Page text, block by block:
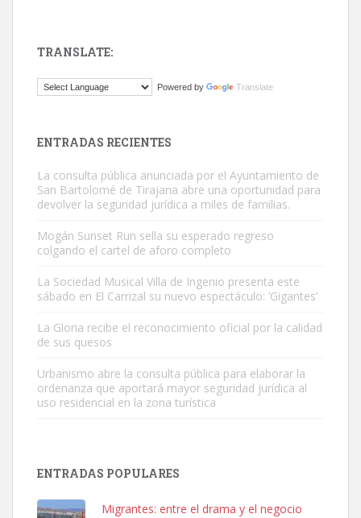
El ayuntamiento se va a llevar a Los Gatos callejeros de la zona los
Gato manso encontrado
Este gato macho ha aparecido en la calle hace menos de un mes,
es muy manso y extremadamente cari...
Leales.org » Gran Canaria
TRANSLATE:
Powered by Translate
ENTRADAS RECIENTES
La consulta pública anunciada por el Ayuntamiento de
San Bartolomé de Tirajana abre una oportunidad para
devolver la seguridad jurídica a miles de familias.
Mogán Sunset Run sella su esperado regreso
colgando el cartel de aforo completo
La Sociedad Musical Villa de Ingenio presenta este
sábado en El Carrizal su nuevo espectáculo: ‘Gigantes’
La Gloria recibe el reconocimiento oficial por la calidad
de sus quesos
Urbanismo abre la consulta pública para elaborar la
ordenanza que aportará mayor seguridad jurídica al
uso residencial en la zona turística
ENTRADAS POPULARES
Migrantes: entre el drama y el negocio